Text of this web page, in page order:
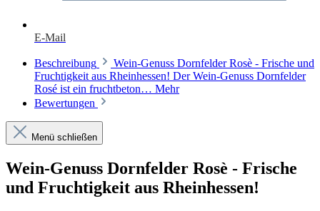
E-Mail
Beschreibung
Wein-Genuss Dornfelder Rosè - Frische und
Fruchtigkeit aus Rheinhessen! Der Wein-Genuss Dornfelder
Rosé ist ein fruchtbeton… Mehr
Bewertungen
Menü schließen
Wein-Genuss Dornfelder Rosè - Frische
und Fruchtigkeit aus Rheinhessen!